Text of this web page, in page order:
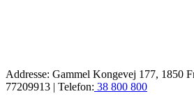
Addresse: Gammel Kongevej 177, 1850
77209913 | Telefon: 38 800 800